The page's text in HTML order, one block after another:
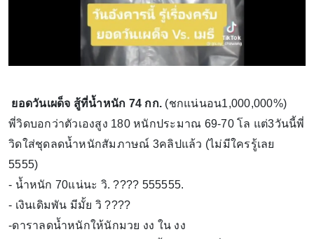
ยอดวันเผด็จ สู้ที่น้ำหนัก 74 กก. (ชกแน่นอน1,000,000%)
พี่วิดบอกว่าตัวเองสูง 180 หนักประมาณ 69-70 โล แต่3วันนี้พี่
วิดใส่ชุดลดน้ำหนักสัมภาษณ์ 3คลิปแล้ว (ไม่มีใครรู้เลย
5555)
- น้ำหนัก 70แน่นะ วิ. ???? 555555.
- เงินเดิมพัน มีมั้ย วิ ????
-ดาราลดน้ำหนักให้นักมวย งง ใน งง